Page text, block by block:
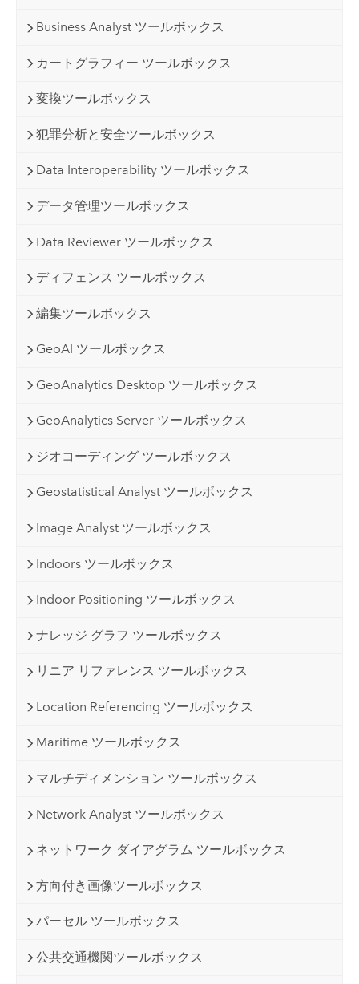
Business Analyst ツールボックス
カートグラフィー ツールボックス
変換ツールボックス
犯罪分析と安全ツールボックス
Data Interoperability ツールボックス
データ管理ツールボックス
Data Reviewer ツールボックス
ディフェンス ツールボックス
編集ツールボックス
GeoAI ツールボックス
GeoAnalytics Desktop ツールボックス
GeoAnalytics Server ツールボックス
ジオコーディング ツールボックス
Geostatistical Analyst ツールボックス
Image Analyst ツールボックス
Indoors ツールボックス
Indoor Positioning ツールボックス
ナレッジ グラフ ツールボックス
リニア リファレンス ツールボックス
Location Referencing ツールボックス
Maritime ツールボックス
マルチディメンション ツールボックス
Network Analyst ツールボックス
ネットワーク ダイアグラム ツールボックス
方向付き画像ツールボックス
パーセル ツールボックス
公共交通機関ツールボックス